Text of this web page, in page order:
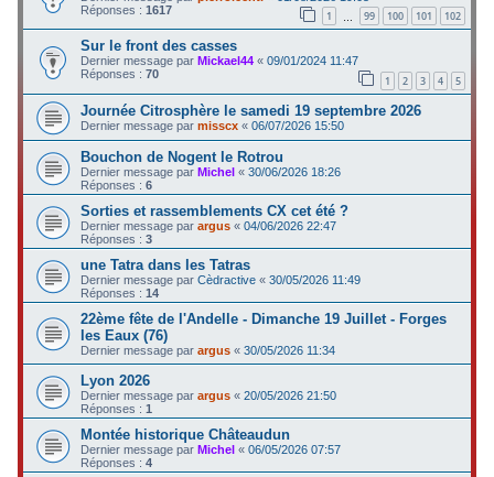
Réponses :1617 1 99 100 101 102
Sur le front des casses
Dernier message par Mickael44 «09/01/2024 11:47
Réponses :70 1 2 3 4 5
Journée Citrosphère le samedi 19 septembre 2026
Dernier message parmisscx «06/07/2026 15:50
Bouchon de Nogent le Rotrou
Dernier message parMichel «30/06/2026 18:26
Réponses :6
Sorties et rassemblements CX cet été ?
Dernier message parargus «04/06/2026 22:47
Réponses :3
une Tatra dans les Tatras
Dernier message parCèdractive «30/05/2026 11:49
Réponses :14
22ème fête de l'Andelle - Dimanche 19 Juillet - Forges
les Eaux (76)
Dernier message parargus «30/05/2026 11:34
Lyon 2026
Dernier message parargus «20/05/2026 21:50
Réponses :1
Montée historique Châteaudun
Dernier message parMichel «06/05/2026 07:57
Réponses :4